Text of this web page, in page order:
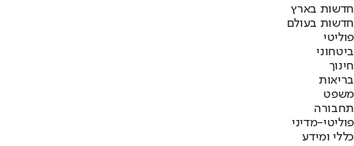
חדשות בארץ
חדשות בעולם
פוליטי
ביטחוני
חינוך
בריאות
משפט
תחבורה
פוליטי-מדיני
כללי ומידע